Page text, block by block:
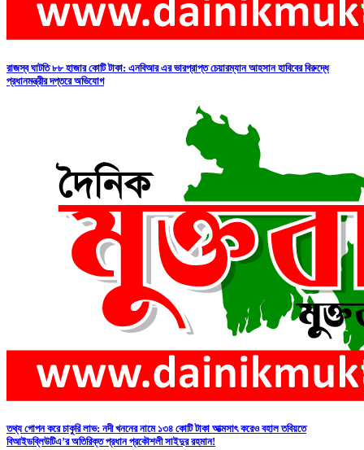
রাজস্ব ঘাটতি ৮৮ হাজার কোটি টাকা: এনবিআর এর ভারপ্রাপ্ত চেয়ারম্যান আহসান হাবিবের বিরুদ্ধে
প্রধানমন্ত্রীর দপ্তরে অভিযোগ
তথ্য গোপন করে চাকুরি লাভ: নদী খননের নামে ১৩৪ কোটি টাকা আত্মসাৎ করেও বহাল তবিয়তে
বিআইডব্লিউটিএ’র অতিরিক্ত প্রধান প্রকৌশলী সাইদুর রহমান!